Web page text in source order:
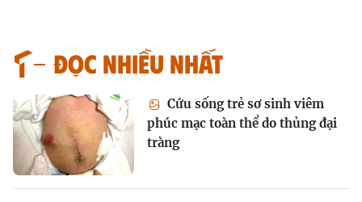
Đọc nhiều nhất
Cứu sống trẻ sơ sinh viêm
phúc mạc toàn thể do thủng đại
tràng